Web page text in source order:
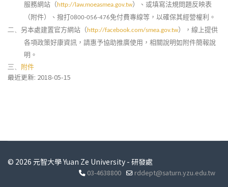
服務網站（ http://law.moeasmea.gov.tw）
、或填寫法規問題反映表
（附件）、撥打0800-056-476免付費專線等，以確保其經營權利。
二、 另本處建置官方網站（ http://facebook.com/smea.gov.tw）
，線上提供
各項政策好康資訊，請惠予協助推廣使用，相關說明如附件簡報說
明。
三、 附件
最近更新: 2018-05-15
© 2026 元智大學 Yuan Ze University - 研發處
03-4638800 rddept@saturn.yzu.edu.tw